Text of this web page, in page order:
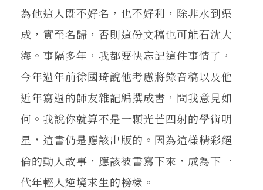
為他這人既不好名，也不好利，除非水到渠
成，實至名歸，否則這份文稿也可能石沈大
海。事隔多年，我都要快忘記這件事情了，
今年過年前徐國琦說他考慮將錄音稿以及他
近年寫過的師友雜記編撰成書，問我意見如
何。我說你就算不是一顆光芒四射的學術明
星，這書仍是應該出版的。因為這樣精彩絕
倫的動人故事，應該被書寫下來，成為下一
代年輕人逆境求生的榜樣。